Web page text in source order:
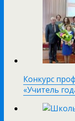
Конкурс
«Учитель